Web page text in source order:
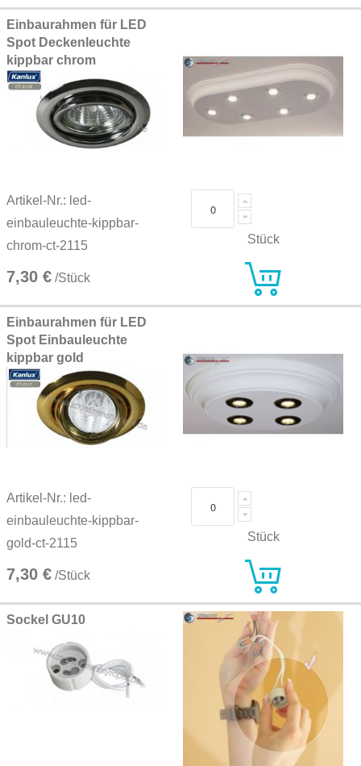
Einbaurahmen für LED
Spot Deckenleuchte
kippbar chrom
Artikel-Nr.: led-
einbauleuchte-kippbar-
chrom-ct-2115
7,30 € /Stück
Stück
Einbaurahmen für LED
Spot Einbauleuchte
kippbar gold
Artikel-Nr.: led-
einbauleuchte-kippbar-
gold-ct-2115
7,30 € /Stück
Stück
Sockel GU10